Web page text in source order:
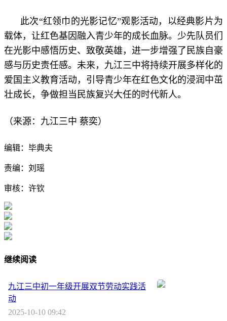
此次“红领巾的光影记忆”观影活动，以经典影片为
载体，让红色基因融入青少年的成长血脉。少先队员们
在光影中感悟历史、致敬英雄，进一步增强了民族自豪
感与历史责任感。未来，九江三中将持续开展多样化的
爱国主义教育活动，引导青少年在红色文化的浸润中茁
壮成长，争做担当民族复兴大任的时代新人。
（来源：九江三中 蔡奕）
编辑：毕典夫
责编：刘瑶
审核：许钦
继续阅读
九江三中初一年级开展双节劳动实践活
动
2025-10-10 09:42